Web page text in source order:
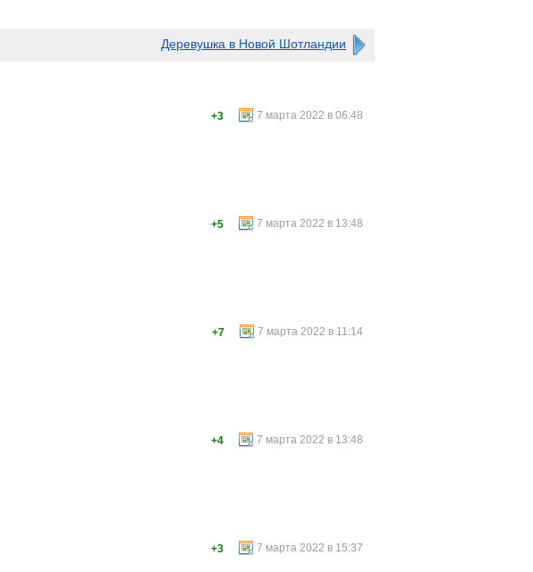
Деревушка в Новой Шотландии
7 марта 2022 в 06:48
+3
7 марта 2022 в 13:48
+5
7 марта 2022 в 11:14
+7
7 марта 2022 в 13:48
+4
7 марта 2022 в 15:37
+3